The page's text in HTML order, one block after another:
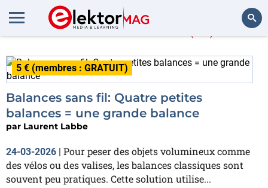
Laurent Labbe
5 € (membres : GRATUIT)
Balances sans fil: Quatre petites
balances = une grande balance
par Laurent Labbe
24-03-2026 | Pour peser des objets volumineux comme
des vélos ou des valises, les balances classiques sont
souvent peu pratiques. Cette solution utilise...